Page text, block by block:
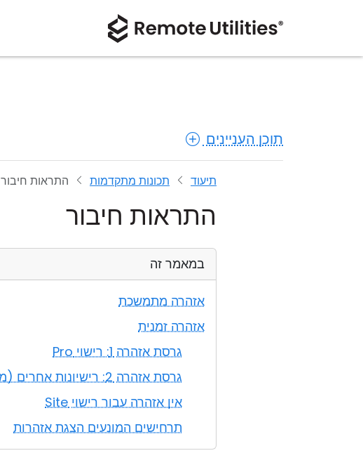
תוכן העניינים
תיעוד תכונות מתקדמות התראות חיבור
התראות חיבור
במאמר זה
אזהרה מתמשכת
אזהרה זמנית
גרסת אזהרה 1: רישוי Pro
גרסת אזהרה 2: רישיונות אחרים (מלבד רישוי Site)
אין אזהרה עבור רישוי Site
תרחישים המונעים הצגת אזהרות